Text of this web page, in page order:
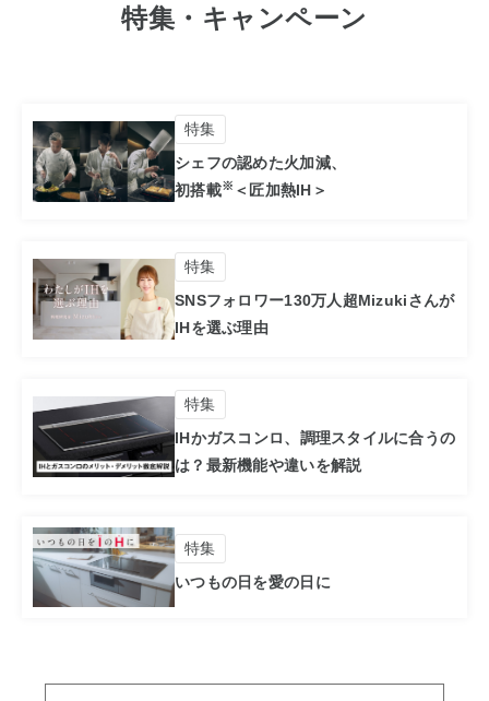
特集・キャンペーン
特集
シェフの認めた火加減、
初搭載※ ＜匠加熱IH＞
特集
SNSフォロワー130万人超Mizukiさんが
IHを選ぶ理由
特集
IHかガスコンロ、調理スタイルに合うの
は？ 最新機能や違いを解説
特集
いつもの日を愛の日に